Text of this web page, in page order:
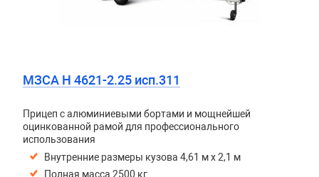
МЗСА H 4621-2.25 исп.311
Прицеп с алюминиевыми бортами и мощнейшей
оцинкованной рамой для профессионального
использования
Внутренние размеры кузова 4,61 м х 2,1 м
Полная масса 2500 кг